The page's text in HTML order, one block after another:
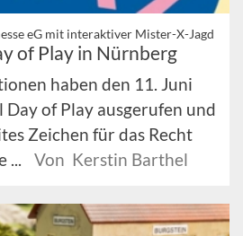
eG mit interaktiver Mister-X-Jagd
of Play in Nürnberg
haben den 11. Juni
of Play ausgerufen und
Zeichen für das Recht
...
Von Kerstin Barthel